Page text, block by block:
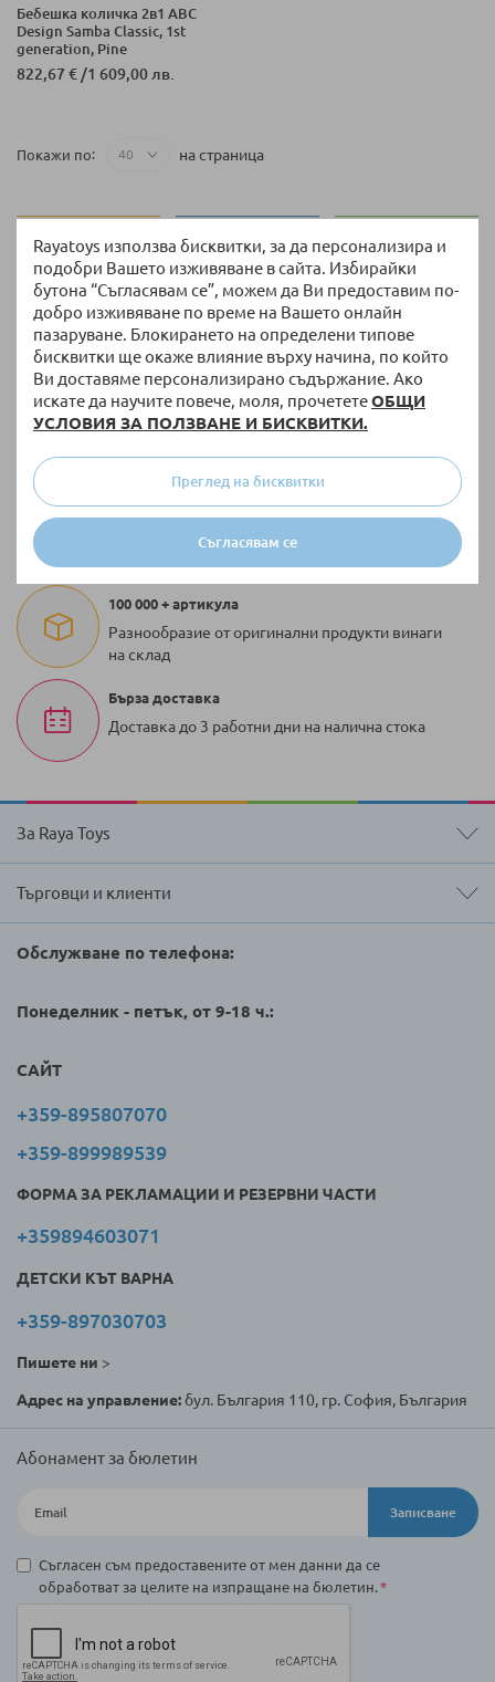
Rayatoys използва бисквитки, за да персонализира и
подобри Вашето изживяване в сайта. Избирайки
бутона “Съгласявам се”, можем да Ви предоставим по-
добро изживяване по време на Вашето онлайн
пазаруване. Блокирането на определени типове
бисквитки ще окаже влияние върху начина, по който
Ви доставяме персонализирано съдържание. Ако
искате да научите повече, моля, прочететеОБЩИ
УСЛОВИЯ ЗА ПОЛЗВАНЕ И БИСКВИТКИ.
Съгласявам се
Преглед на бисквитки
Бебешка количка 2в1 ABC
Design Samba Classic, 1st
generation, Pine
822,67 € /1 609,00 лв.
Покажи по на страница
Връщане и замяна
Безплатна доставка
За поръчки над 51,13 € / 100,00 лв. с тегло до 10
100 000 + артикула
Разнообразие от оригинални продукти винаги
на склад
Бърза доставка
Доставка до 3 работни дни на налична стока
За Raya Toys
Търговци и клиенти
Обслужване по телефона:
Понеделник - петък, от 9-18 ч.:
САЙТ
+359-895807070
+359-899989539
ФОРМА ЗА РЕКЛАМАЦИИ И РЕЗЕРВНИ ЧАСТИ
+359894603071
ДЕТСКИ КЪТ ВАРНА
+359-897030703
Пишете ни >
Адрес на управление:бул. България 110, гр. София, България
Абонамент за бюлетин
Записване
Съгласен съм предоставените от мен данни да се
обработват за целите на изпращане на бюлетин.